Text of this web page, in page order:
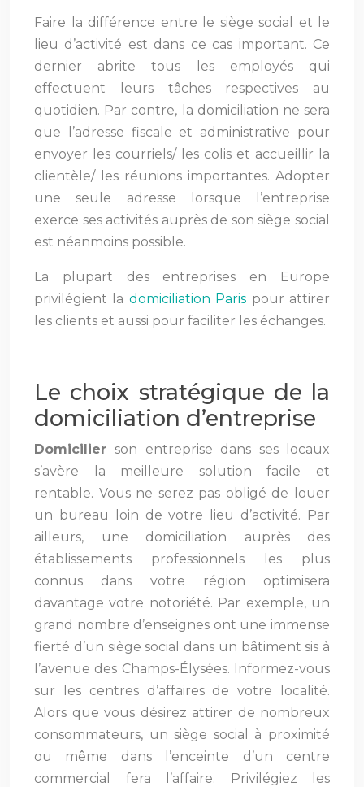
Faire la différence entre le siège social et le
lieu d’activité est dans ce cas important. Ce
dernier abrite tous les employés qui
effectuent leurs tâches respectives au
quotidien. Par contre, la domiciliation ne sera
que l’adresse fiscale et administrative pour
envoyer les courriels/ les colis et accueillir la
clientèle/ les réunions importantes. Adopter
une seule adresse lorsque l’entreprise
exerce ses activités auprès de son siège social
est néanmoins possible.
La plupart des entreprises en Europe
privilégient la domiciliation Paris pour attirer
les clients et aussi pour faciliter les échanges.
Le choix stratégique de la
domiciliation d’entreprise
Domicilierson entreprise dans ses locaux
s’avère la meilleure solution facile et
rentable. Vous ne serez pas obligé de louer
un bureau loin de votre lieu d’activité. Par
ailleurs, une domiciliation auprès des
établissements professionnels les plus
connus dans votre région optimisera
davantage votre notoriété. Par exemple, un
grand nombre d’enseignes ont une immense
fierté d’un siège social dans un bâtiment sis à
l’avenue des Champs-Élysées. Informez-vous
sur les centres d’affaires de votre localité.
Alors que vous désirez attirer de nombreux
consommateurs, un siège social à proximité
ou même dans l’enceinte d’un centre
commercial fera l’affaire. Privilégiez les